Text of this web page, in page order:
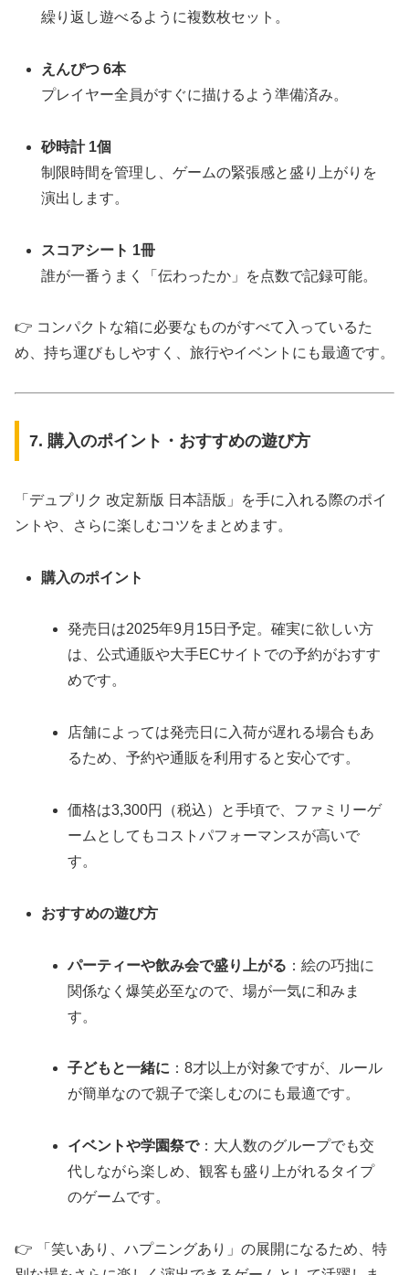
繰り返し遊べるように複数枚セット。
えんぴつ 6本
プレイヤー全員がすぐに描けるよう準備済み。
砂時計 1個
制限時間を管理し、ゲームの緊張感と盛り上がりを
演出します。
スコアシート 1冊
誰が一番うまく「伝わったか」を点数で記録可能。
👉 コンパクトな箱に必要なものがすべて入っているた
め、持ち運びもしやすく、旅行やイベントにも最適です。
7. 購入のポイント・おすすめの遊び方
「デュプリク 改定新版 日本語版」を手に入れる際のポイ
ントや、さらに楽しむコツをまとめます。
購入のポイント
発売日は2025年9月15日予定。確実に欲しい方
は、公式通販や大手ECサイトでの予約がおすす
めです。
店舗によっては発売日に入荷が遅れる場合もあ
るため、予約や通販を利用すると安心です。
価格は3,300円（税込）と手頃で、ファミリーゲ
ームとしてもコストパフォーマンスが高いで
す。
おすすめの遊び方
パーティーや飲み会で盛り上がる ：絵の巧拙に
関係なく爆笑必至なので、場が一気に和みま
す。
子どもと一緒に ：8才以上が対象ですが、ルール
が簡単なので親子で楽しむのにも最適です。
イベントや学園祭で：大人数のグループでも交
代しながら楽しめ、観客も盛り上がれるタイプ
のゲームです。
👉 「笑いあり、ハプニングあり」の展開になるため、特